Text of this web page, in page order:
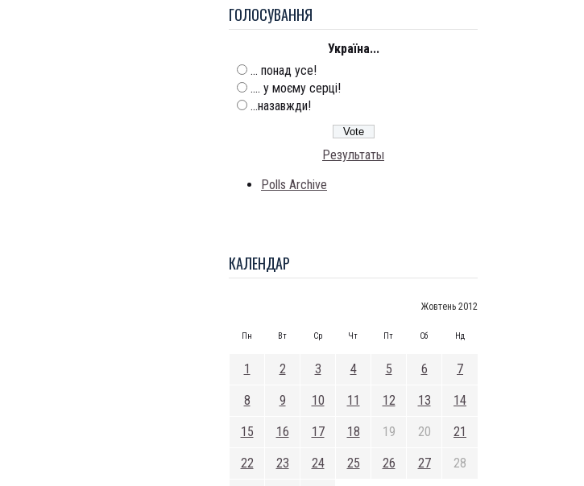
ГОЛОСУВАННЯ
Україна...
... понад усе!
.... у моєму серці!
...назавжди!
Результаты
Polls Archive
КАЛЕНДАР
Жовтень 2012
Пн Вт Ср Чт Пт Сб Нд
1 2 3 4 5 6 7
8 9 10 11 12 13 14
15 16 17 18 19 20 21
22 23 24 25 26 27 28